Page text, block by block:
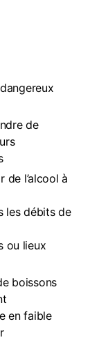
de
de l’alcool à
les débits de
ou lieux
boissons
en faible